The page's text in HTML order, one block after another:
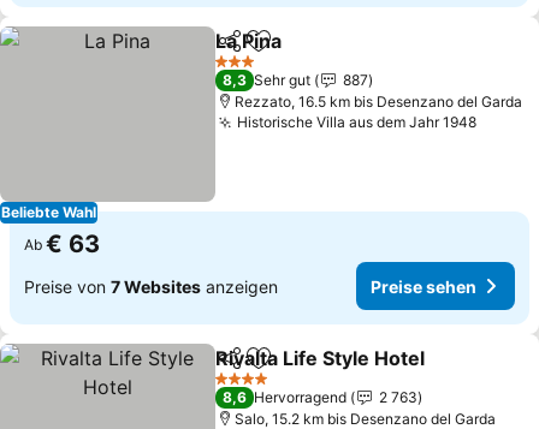
Beliebte Wahl
TeilenZu Favoriten hinzufügen
La Pina
3 Sterne
8,3 Sehr gut
887
Rezzato, 16.5 km bis Desenzano del Garda
Historische Villa aus dem Jahr 1948Preise
Ab € 63
Preise von 7 Websites anzeigen Preise sehen
TeilenZu Favoriten hinzufügen
Rivalta Life Style Hotel
4 Sterne
8,6 Hervorragend
2 763
Salo, 15.2 km bis Desenzano del Garda